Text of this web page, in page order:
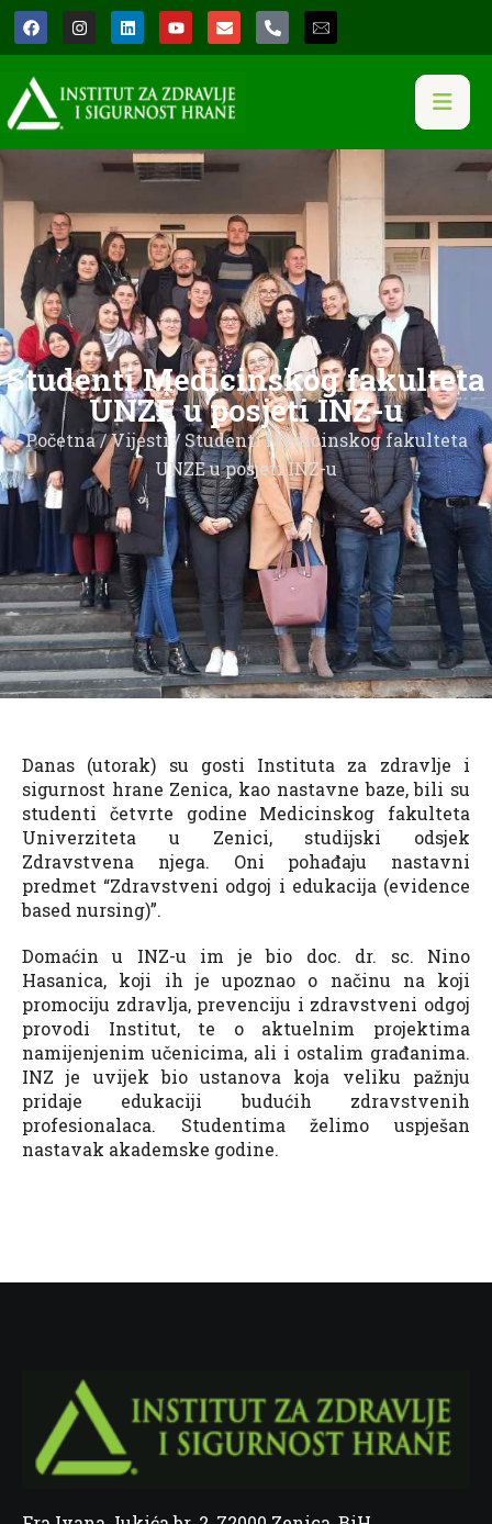
Studenti Medicinskog fakulteta
UNZE u posjeti INZ-u
Početna/Vijesti/ Studenti Medicinskog fakulteta
UNZE u posjeti INZ-u
Danas (utorak) su gosti Instituta za zdravlje i
sigurnost hrane Zenica, kao nastavne baze, bili su
studenti četvrte godine Medicinskog fakulteta
Univerziteta u Zenici, studijski odsjek
Zdravstvena njega. Oni pohađaju nastavni
predmet “Zdravstveni odgoj i edukacija (evidence
based nursing)”.
Domaćin u INZ-u im je bio doc. dr. sc. Nino
Hasanica, koji ih je upoznao o načinu na koji
promociju zdravlja, prevenciju i zdravstveni odgoj
provodi Institut, te o aktuelnim projektima
namijenjenim učenicima, ali i ostalim građanima.
INZ je uvijek bio ustanova koja veliku pažnju
pridaje edukaciji budućih zdravstvenih
profesionalaca. Studentima želimo uspješan
nastavak akademske godine.